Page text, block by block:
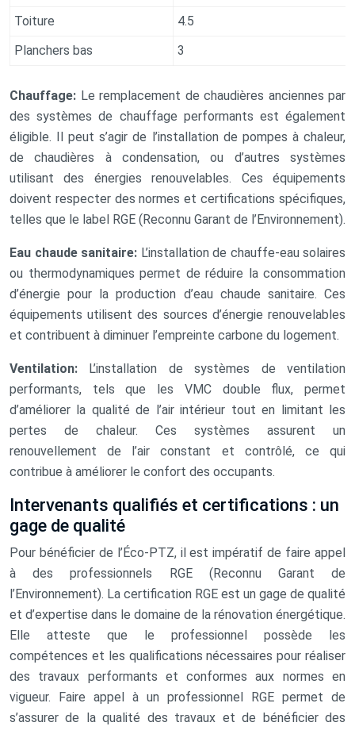
Toiture
4.5
Planchers bas
3
Chauffage: Le remplacement de chaudières anciennes par
des systèmes de chauffage performants est également
éligible. Il peut s’agir de l’installation de pompes à chaleur,
de chaudières à condensation, ou d’autres systèmes
utilisant des énergies renouvelables. Ces équipements
doivent respecter des normes et certifications spécifiques,
telles que le label RGE (Reconnu Garant de l’Environnement).
Eau chaude sanitaire: L’installation de chauffe-eau solaires
ou thermodynamiques permet de réduire la consommation
d’énergie pour la production d’eau chaude sanitaire. Ces
équipements utilisent des sources d’énergie renouvelables
et contribuent à diminuer l’empreinte carbone du logement.
Ventilation: L’installation de systèmes de ventilation
performants, tels que les VMC double flux, permet
d’améliorer la qualité de l’air intérieur tout en limitant les
pertes de chaleur. Ces systèmes assurent un
renouvellement de l’air constant et contrôlé, ce qui
contribue à améliorer le confort des occupants.
Intervenants qualifiés et certifications : un
gage de qualité
Pour bénéficier de l’Éco-PTZ, il est impératif de faire appel
à des professionnels RGE (Reconnu Garant de
l’Environnement). La certification RGE est un gage de qualité
et d’expertise dans le domaine de la rénovation énergétique.
Elle atteste que le professionnel possède les
compétences et les qualifications nécessaires pour réaliser
des travaux performants et conformes aux normes en
vigueur. Faire appel à un professionnel RGE permet de
s’assurer de la qualité des travaux et de bénéficier des